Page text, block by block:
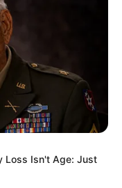
Loss Isn't Age: Just